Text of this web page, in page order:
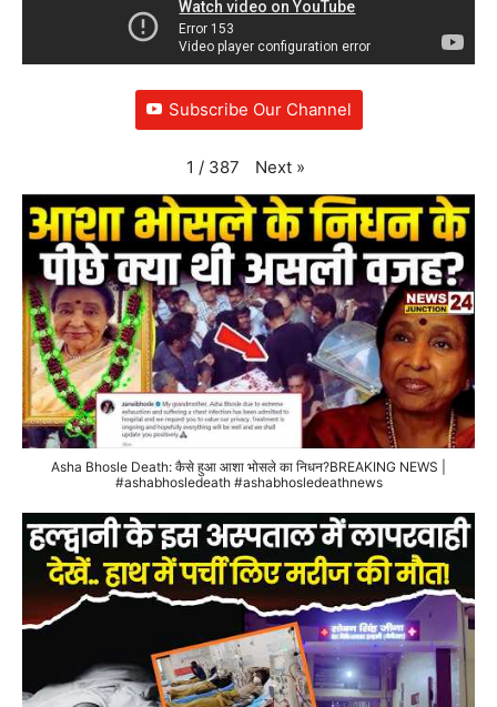
Subscribe Our Channel
1 / 387 Next »
Asha Bhosle Death: कैसे हुआ आशा भोसले का निधन?BREAKING NEWS |
#ashabhosledeath #ashabhosledeathnews